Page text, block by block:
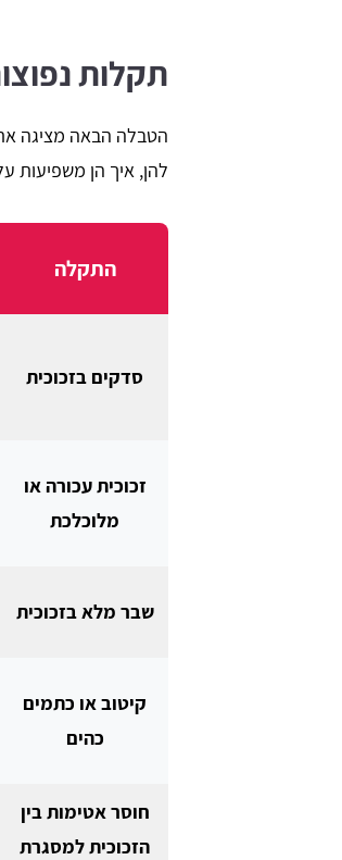
תקלות
הטבלה הבאה מציגה
להן, איך הן משפיעות
התקלה
סדקים בזכוכית
זכוכית עכורה או
מלוכלכת
שבר מלא בזכוכית
קיטוב או כתמים
כהים
חוסר אטימות בין
הזכוכית למסגרת